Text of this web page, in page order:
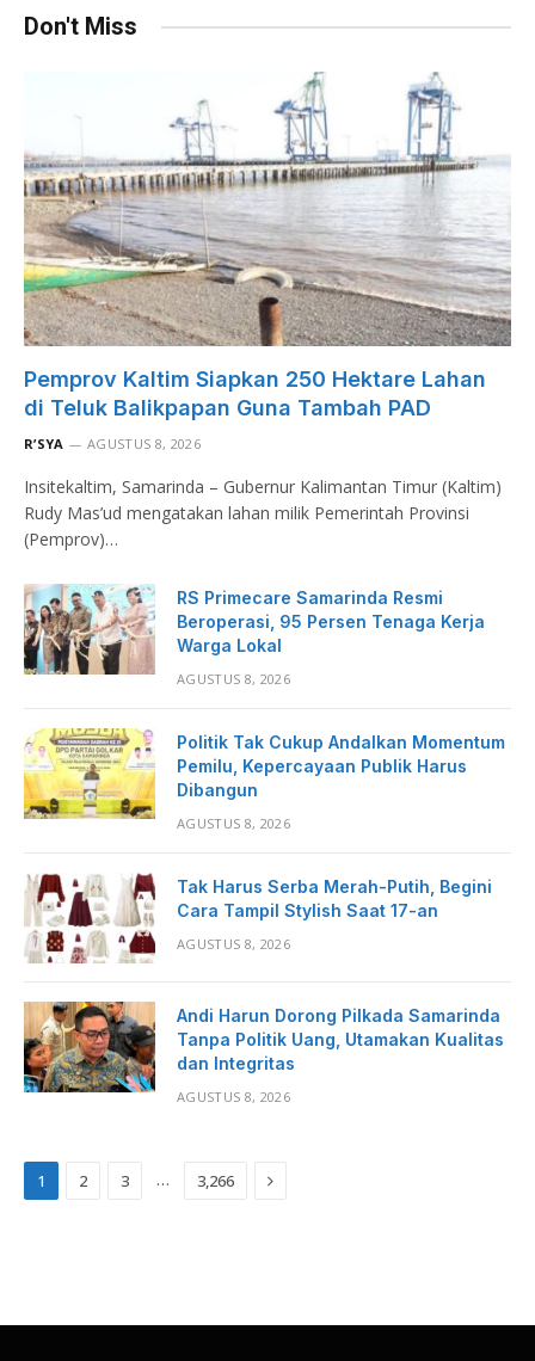
Don't Miss
Pemprov Kaltim Siapkan 250 Hektare Lahan
di Teluk Balikpapan Guna Tambah PAD
R’SYA AGUSTUS 8, 2026
Insitekaltim, Samarinda – Gubernur Kalimantan Timur (Kaltim)
Rudy Mas’ud mengatakan lahan milik Pemerintah Provinsi
(Pemprov)…
RS Primecare Samarinda Resmi
Beroperasi, 95 Persen Tenaga Kerja
Warga Lokal
AGUSTUS 8, 2026
Politik Tak Cukup Andalkan Momentum
Pemilu, Kepercayaan Publik Harus
Dibangun
AGUSTUS 8, 2026
Tak Harus Serba Merah-Putih, Begini
Cara Tampil Stylish Saat 17-an
AGUSTUS 8, 2026
Andi Harun Dorong Pilkada Samarinda
Tanpa Politik Uang, Utamakan Kualitas
dan Integritas
AGUSTUS 8, 2026
1 2 3 … 3,266 Next